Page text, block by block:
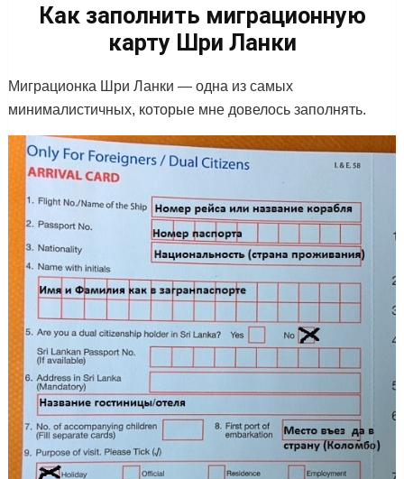
Как заполнить миграционную
карту Шри Ланки
Миграционка Шри Ланки — одна из самых
минималистичных, которые мне довелось заполнять.